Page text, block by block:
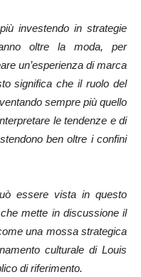
investendo in strategie
oltre la moda, per
un’esperienza di marca
significa che il ruolo del
sempre più quello
le tendenze e di
ben oltre i confini
essere vista in questo
mette in discussione il
una mossa strategica
culturale di Louis
di riferimento.